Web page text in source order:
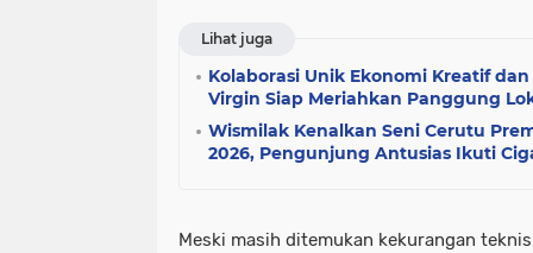
Lihat juga
Kolaborasi Unik Ekonomi Kreatif
Virgin Siap Meriahkan Panggung
Wismilak Kenalkan Seni Cerutu
2026, Pengunjung Antusias Ikuti
Meski masih ditemukan kekurangan